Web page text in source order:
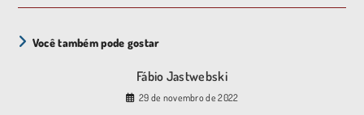
Você também pode gostar
Fábio Jastwebski
29 de novembro de 2022